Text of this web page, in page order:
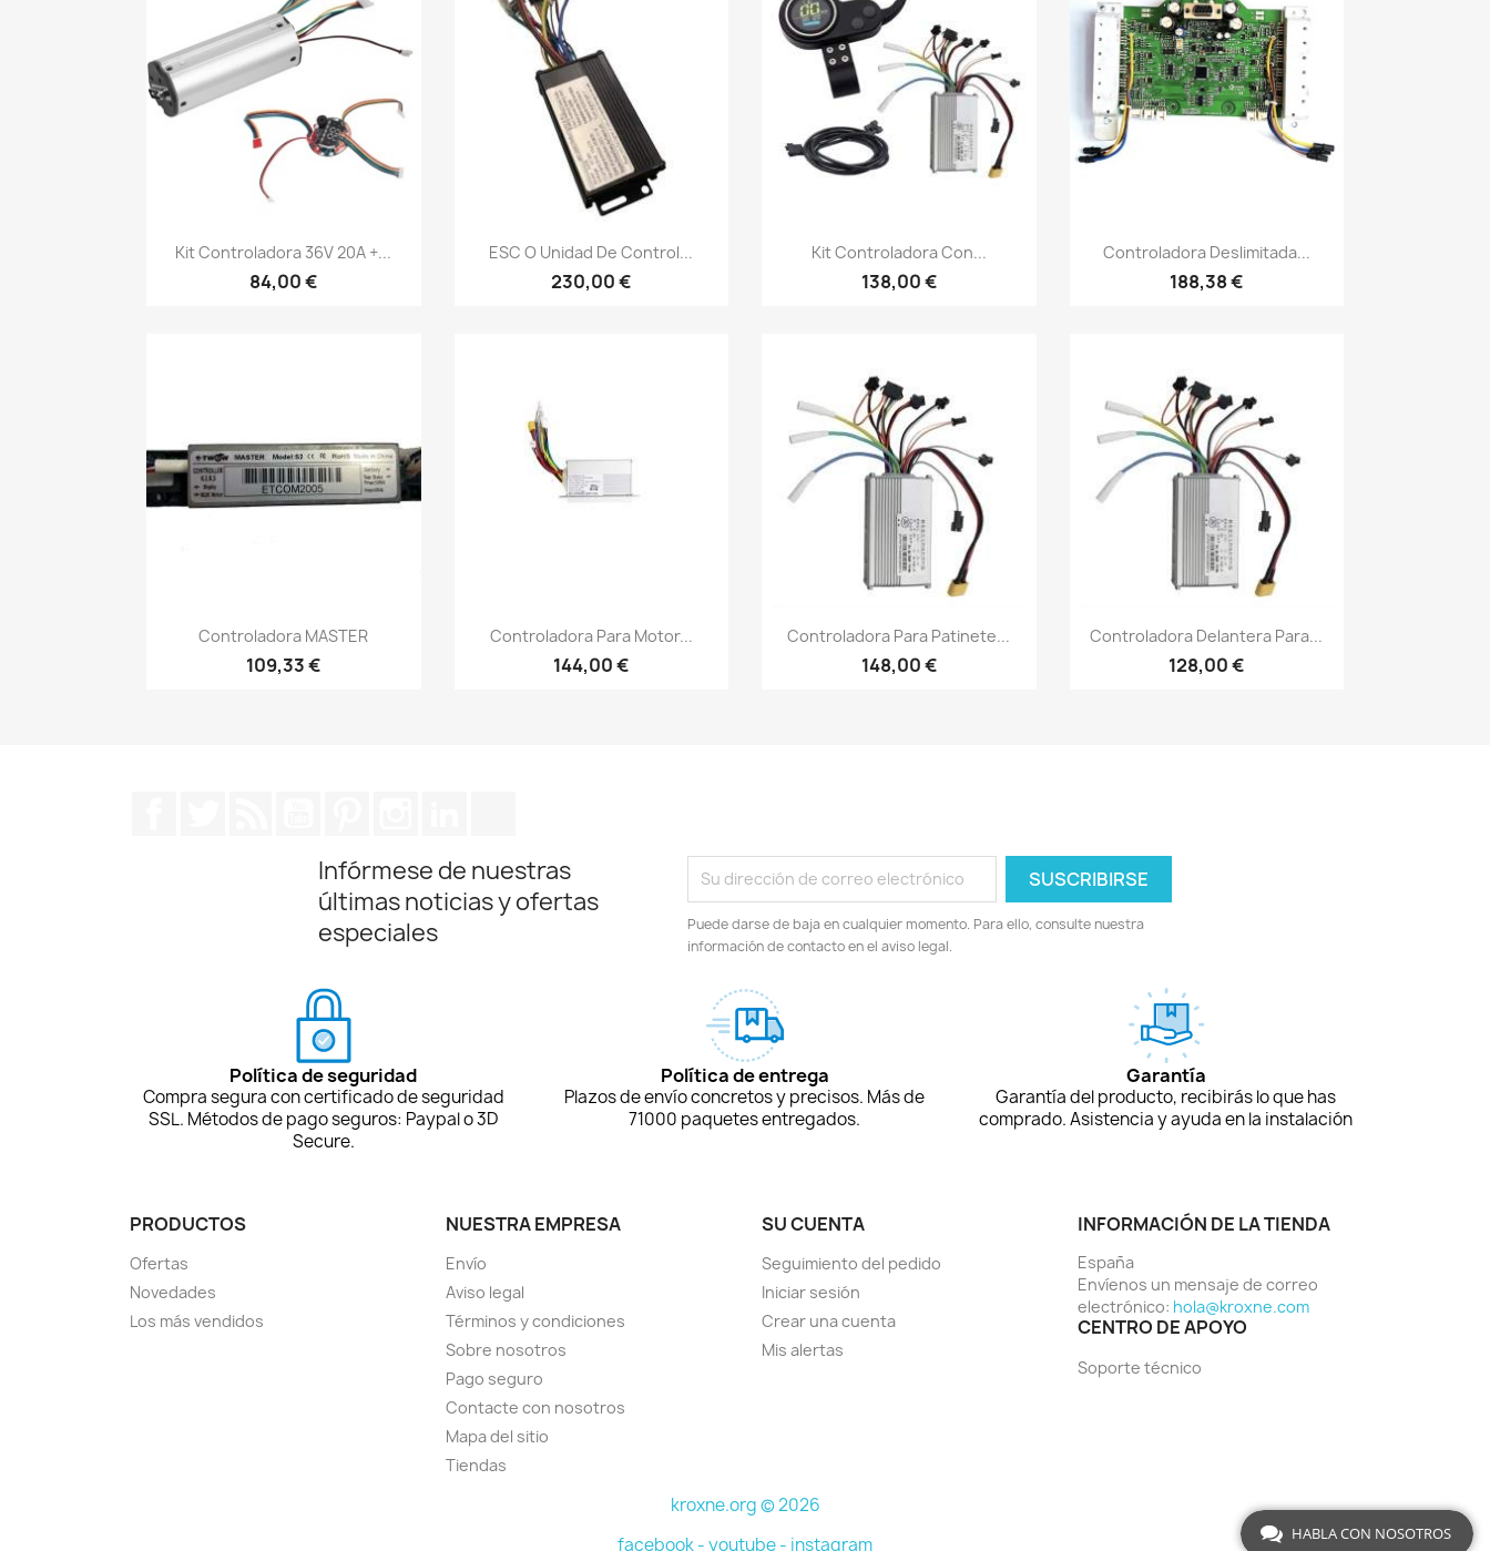
Vista rápida
Kit Controladora 36V 20A +...
84,00 €
Vista rápida
ESC O Unidad De Control...
230,00 €
Vista rápida
Kit Controladora Con...
138,00 €
Vista rápida
Controladora Deslimitada...
188,38 €
Vista rápida
Controladora MASTER
109,33 €
Vista rápida
Controladora Para Motor...
144,00 €
Vista rápida
Controladora Para Patinete...
148,00 €
Vista rápida
Controladora Delantera Para...
128,00 €
Infórmese de nuestras
últimas noticias y ofertas
especiales
Puede darse de baja en cualquier momento. Para ello, consulte nuestra
información de contacto en el aviso legal.
Política de seguridad
Compra segura con certificado de seguridad
SSL. Métodos de pago seguros: Paypal o 3D
Secure.
Política de entrega
Plazos de envío concretos y precisos. Más de
71000 paquetes entregados.
Garantía
Garantía del producto, recibirás lo que has
comprado. Asistencia y ayuda en la instalación
PRODUCTOS
Ofertas
Novedades
Los más vendidos
NUESTRA EMPRESA
Envío
Aviso legal
Términos y condiciones
Sobre nosotros
Pago seguro
Contacte con nosotros
Mapa del sitio
Tiendas
SU CUENTA
Seguimiento del pedido
Iniciar sesión
Crear una cuenta
Mis alertas
INFORMACIÓN DE LA TIENDA
España
Envíenos un mensaje de correo
electrónico: hola@kroxne.com
CENTRO DE APOYO
Soporte técnico
kroxne.org © 2026
facebook -youtube - instagram HABLA CON NOSOTROS